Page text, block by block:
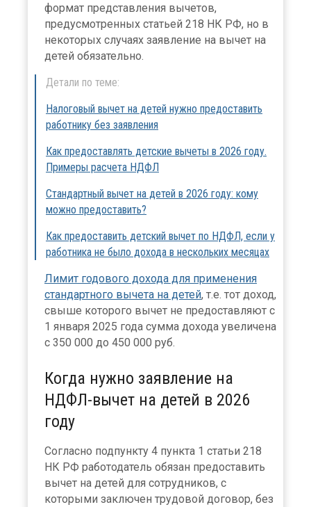
формат представления вычетов,
предусмотренных статьей 218 НК РФ, но в
некоторых случаях заявление на вычет на
детей обязательно.
Детали по теме:
Налоговый вычет на детей нужно предоставить
работнику без заявления
Как предоставлять детские вычеты в 2026 году.
Примеры расчета НДФЛ
Стандартный вычет на детей в 2026 году: кому
можно предоставить?
Как предоставить детский вычет по НДФЛ, если у
работника не было дохода в нескольких месяцах
Лимит годового дохода для применения
стандартного вычета на детей, т.е. тот доход,
свыше которого вычет не предоставляют с
1 января 2025 года сумма дохода увеличена
с 350 000 до 450 000 руб.
Когда нужно заявление на
НДФЛ-вычет на детей в 2026
году
Согласно подпункту 4 пункта 1 статьи 218
НК РФ работодатель обязан предоставить
вычет на детей для сотрудников, с
которыми заключен трудовой договор, без